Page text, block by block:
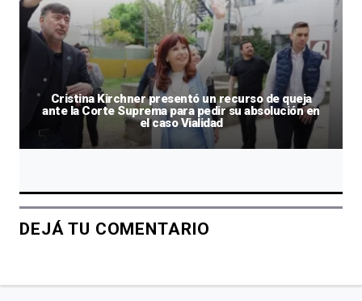
Cristina Kirchner presentó un recurso de queja
ante la Corte Suprema para pedir su absolución en
el caso Vialidad
DEJÁ TU COMENTARIO